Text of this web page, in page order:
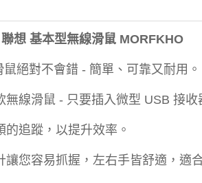
想 基本型無線滑鼠 MORFKHO
絕對不會錯 - 簡單、可靠又耐用。
無線滑鼠 - 只要插入微型 USB 接收
追蹤，以提升效率。
讓您容易抓握，左右手皆舒適，適